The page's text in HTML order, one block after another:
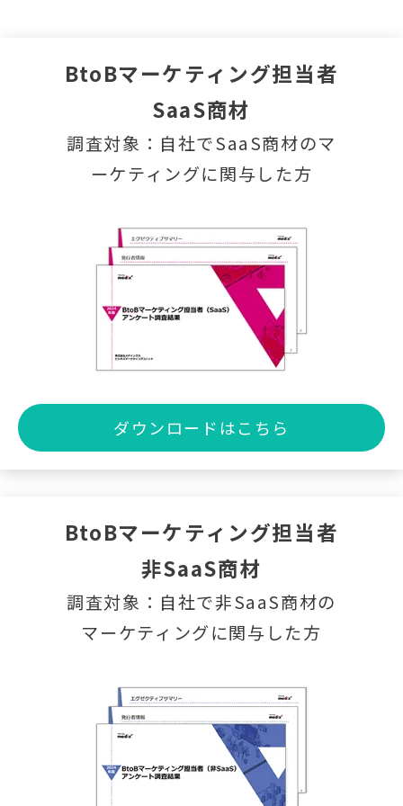
BtoBマーケティング担当者
SaaS商材
調査対象：自社でSaaS商材のマ
ーケティングに関与した方
ダウンロードはこちら
BtoBマーケティング担当者
非SaaS商材
調査対象：自社で非SaaS商材の
マーケティングに関与した方